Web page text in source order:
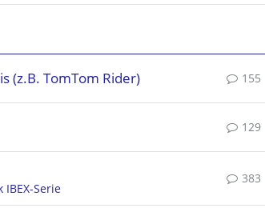
(z.B. TomTom Rider) 155
129
IBEX-Serie
383